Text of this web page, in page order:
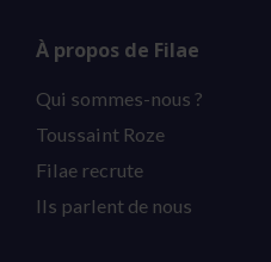
À propos de Filae
Qui sommes-nous ?
Toussaint Roze
Filae recrute
Ils parlent de nous